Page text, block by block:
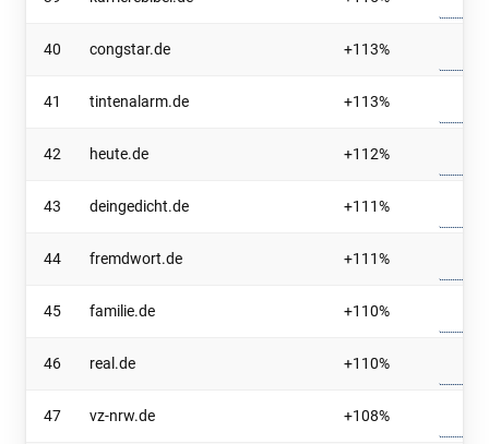
40 congstar.de +113%
41 tintenalarm.de +113%
42 heute.de +112%
43 deingedicht.de +111%
44 fremdwort.de +111%
45 familie.de +110%
46 real.de +110%
47 vz-nrw.de +108%